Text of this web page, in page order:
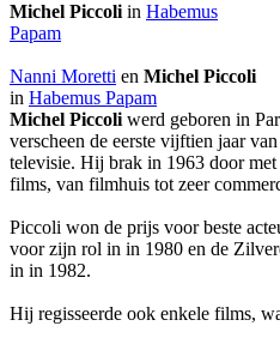
Michel Piccoli in Habemus
Papam
Nanni Moretti en Michel Piccoli
in Habemus Papam
Michel Piccoli werd geboren in
verscheen de eerste vijftien jaar
televisie. Hij brak in 1963 door met
films, van filmhuis tot zeer
Piccoli won de prijs voor beste
voor zijn rol in in 1980 en de
in in 1982.
Hij regisseerde ook enkele films,